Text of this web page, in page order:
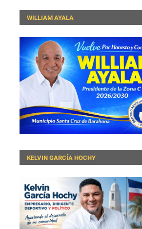
WILLIAM AYALA
KELVIN GARCÍA HOCHY